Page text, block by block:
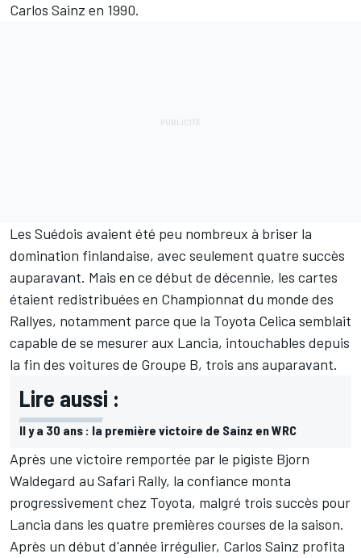
Carlos Sainz en 1990.
Les Suédois avaient été peu nombreux à briser la
domination finlandaise, avec seulement quatre succès
auparavant. Mais en ce début de décennie, les cartes
étaient redistribuées en Championnat du monde des
Rallyes, notamment parce que la Toyota Celica semblait
capable de se mesurer aux Lancia, intouchables depuis
la fin des voitures de Groupe B, trois ans auparavant.
Lire aussi :
Il y a 30 ans : la première victoire de Sainz en WRC
Après une victoire remportée par le pigiste Bjorn
Waldegard au Safari Rally, la confiance monta
progressivement chez Toyota, malgré trois succès pour
Lancia dans les quatre premières courses de la saison.
Après un début d'année irrégulier, Carlos Sainz profita